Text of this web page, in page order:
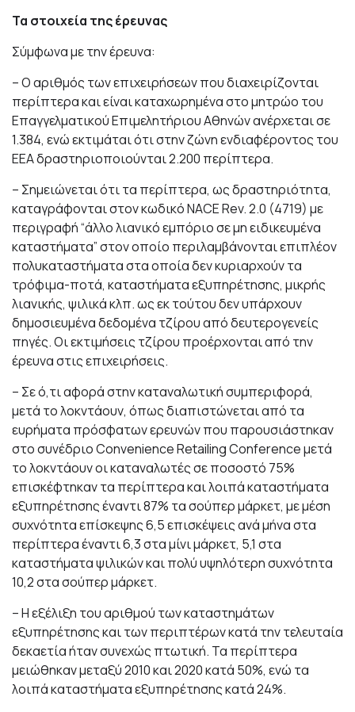
Τα στοιχεία της έρευνας
Σύμφωνα με την έρευνα:
– Ο αριθμός των επιχειρήσεων που διαχειρίζονται
περίπτερα και είναι καταχωρημένα στο μητρώο του
Επαγγελματικού Επιμελητήριου Αθηνών ανέρχεται σε
1.384, ενώ εκτιμάται ότι στην ζώνη ενδιαφέροντος του
ΕΕΑ δραστηριοποιούνται 2.200 περίπτερα.
– Σημειώνεται ότι τα περίπτερα, ως δραστηριότητα,
καταγράφονται στον κωδικό NACE Rev. 2.0 (4719) με
περιγραφή “άλλο λιανικό εμπόριο σε μη ειδικευμένα
καταστήματα” στον οποίο περιλαμβάνονται επιπλέον
πολυκαταστήματα στα οποία δεν κυριαρχούν τα
τρόφιμα-ποτά, καταστήματα εξυπηρέτησης, μικρής
λιανικής, ψιλικά κλπ. ως εκ τούτου δεν υπάρχουν
δημοσιευμένα δεδομένα τζίρου από δευτερογενείς
πηγές. Οι εκτιμήσεις τζίρου προέρχονται από την
έρευνα στις επιχειρήσεις.
– Σε ό,τι αφορά στην καταναλωτική συμπεριφορά,
μετά το λοκντάουν, όπως διαπιστώνεται από τα
ευρήματα πρόσφατων ερευνών που παρουσιάστηκαν
στο συνέδριο Convenience Retailing Conference μετά
το λοκντάουν οι καταναλωτές σε ποσοστό 75%
επισκέφτηκαν τα περίπτερα και λοιπά καταστήματα
εξυπηρέτησης έναντι 87% τα σούπερ μάρκετ, με μέση
συχνότητα επίσκεψης 6,5 επισκέψεις ανά μήνα στα
περίπτερα έναντι 6,3 στα μίνι μάρκετ, 5,1 στα
καταστήματα ψιλικών και πολύ υψηλότερη συχνότητα
10,2 στα σούπερ μάρκετ.
– Η εξέλιξη του αριθμού των καταστημάτων
εξυπηρέτησης και των περιπτέρων κατά την τελευταία
δεκαετία ήταν συνεχώς πτωτική. Τα περίπτερα
μειώθηκαν μεταξύ 2010 και 2020 κατά 50%, ενώ τα
λοιπά καταστήματα εξυπηρέτησης κατά 24%.